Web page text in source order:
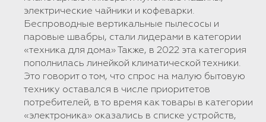
электрические чайники и кофеварки.
Беспроводные вертикальные пылесосы и
паровые швабры, стали лидерами в категории
«техника для дома» Также, в 2022 эта категория
пополнилась линейкой климатической техники.
Это говорит о том, что спрос на малую бытовую
технику оставался в числе приоритетов
потребителей, в то время как товары в категории
«электроника» оказались в списке устройств,